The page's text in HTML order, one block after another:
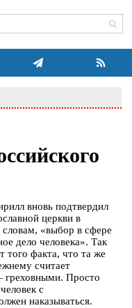
вновь подтвердил
церкви в
«выбор в сфере
дело человека». Так
того факта, что та же
считает
греховными. Просто
с
наказываться.